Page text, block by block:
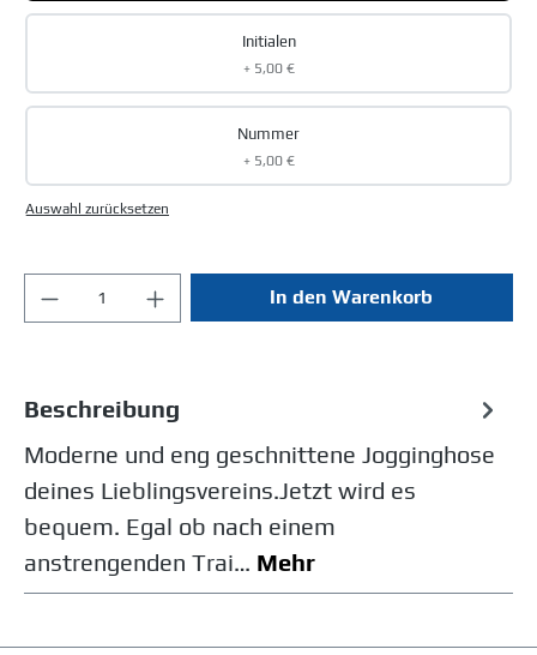
Initialen
+ 5,00 €
Nummer
+ 5,00 €
Auswahl zurücksetzen
In den Warenkorb
Beschreibung
Moderne und eng geschnittene Jogginghose
deines Lieblingsvereins.Jetzt wird es
bequem. Egal ob nach einem
anstrengenden Trai… Mehr